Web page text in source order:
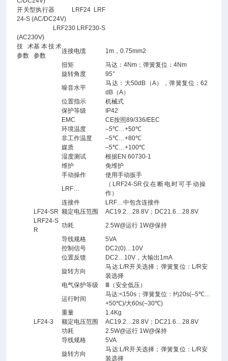
开关型执行器 LRF24 LRF
24-S (AC/DC24V)
LRF230 LRF230-S
(AC230V)
技术
参数
基本技术
参数
连接电缆
1m，0.75mm2
扭矩
马达：4Nm；弹簧复位：4Nm
旋转角度
95°
噪音水平
马达：大50dB（A），弹簧复位：62
dB（A）
位置指示
机械式
保护等级
IP42
EMC
CE按照89/336/EEC
环境温度
–5℃…+50℃
非工作温度
–5℃…+80℃
媒质
–5℃…+100℃
湿度测试
根据EN 60730-1
维护
免维护
手动操作
使用手动扳手
LRF…
（LRF24-SR仅在断电时可手动操
作）
连接件
LRF…中包含连接件
LF24-SR 额定电压范围
AC19.2…28.8V；DC21.6…28.8V
LRF24-S
R
功耗
2.5W@运行 1W@保持
导线规格
5VA
控制信号
DC2(0)…10V
位置反馈
DC2…10V，大输出1mA
旋转方向
马达:L/R开关选择；弹簧复位：L/R安
装选择
电气保护等级
Ⅲ（安全低压）
运行时间
马达:<150s；弹簧复位：约20s(–5℃…
+50℃)/大60s(–30℃)
重量
1.4Kg
LF24-3
额定电压范围
AC19.2…28.8V；DC21.6…28.8V
功耗
2.5W@运行 1W@保持
导线规格
5VA
旋转方向
马达:L/R开关选择；弹簧复位：L/R安
装选择